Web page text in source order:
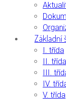
Základní
I. třída
II. třída
III.
IV.
V. třída